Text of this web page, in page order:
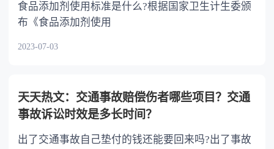
食品添加剂使用标准是什么?根据国家卫生计生委颁
布《食品添加剂使用
2023-07-03
天天热文：交通事故赔偿伤者哪些项目？交通
事故诉讼时效是多长时间？
出了交通事故自己垫付的钱还能要回来吗?出了事故